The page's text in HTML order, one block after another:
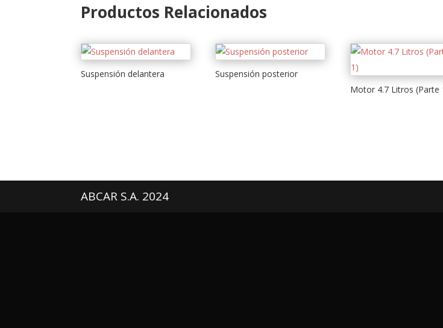
Productos Relacionados
Suspensión delantera
Suspensión posterior
Motor 4.7 Litros (Parte
ABCAR S.A. 2024